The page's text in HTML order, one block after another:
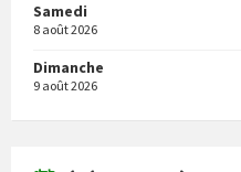
Samedi
8 août 2026
Dimanche
9 août 2026